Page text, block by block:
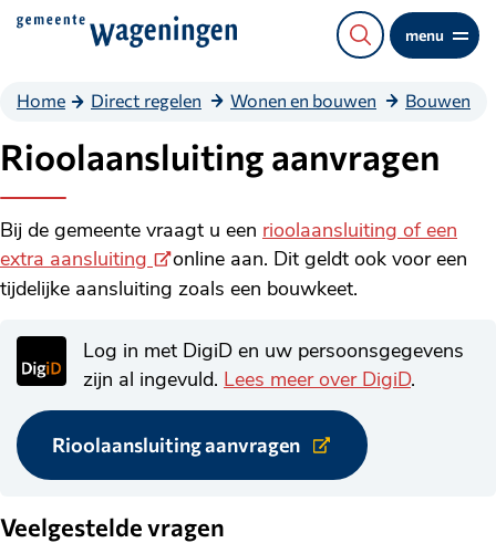
Direct
content
menu
Home Direct regelen Wonen en bouwen Bouwen
Rioolaansluiting aanvragen
Bij de gemeente vraagt u een rioolaansluiting of een
extra aansluiting (Externe
link)
online aan. Dit geldt ook voor een
tijdelijke aansluiting zoals een bouwkeet.
Log in met DigiD en uw persoonsgegevens
zijn al ingevuld. Lees meer over DigiD.
Rioolaansluiting aanvragen
Link
website.
Veelgestelde vragen